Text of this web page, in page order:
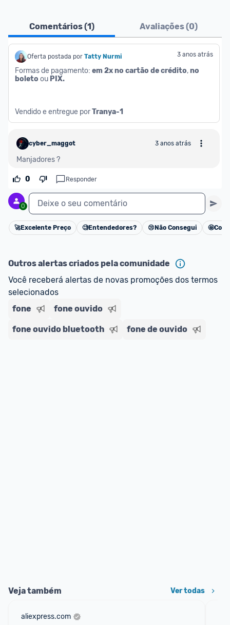
Comentários (1) Avaliações (0)
Oferta postada por Tatty Nurmi 3 anos atrás
Formas de pagamento: em 2x no cartão de crédito, no
boleto ou PIX.
Vendido e entregue por Tranya-1
cyber_maggot 3 anos atrás
Manjadores ?
0 Responder
0 Deixe o seu comentário
Cancelar
🚀Excelente Preço 🧐Entendedores? 😢 Não Consegui 🤩
Outros alertas criados pela comunidade
Você receberá alertas de novas promoções dos termos
selecionados
fone
fone ouvido
fone ouvido bluetooth fone de ouvido
Veja também Ver todas
aliexpress.com